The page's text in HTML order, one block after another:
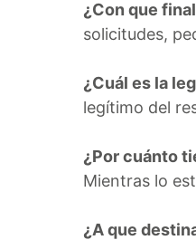
¿Con que
solicitudes,
¿Cuál es la
legítimo del
¿Por cuánto
Mientras lo
¿A que